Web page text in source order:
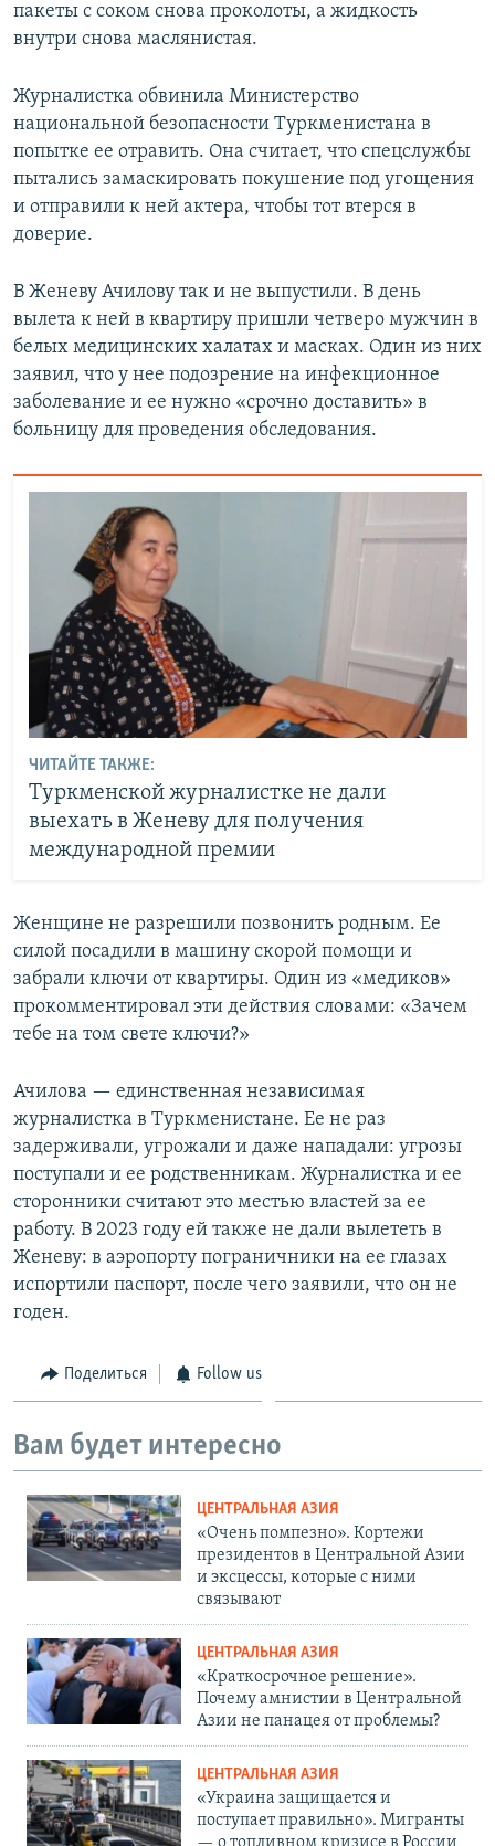
пакеты с соком снова проколоты, а жидкость
внутри снова маслянистая.
Журналистка обвинила Министерство
национальной безопасности Туркменистана в
попытке ее отравить. Она считает, что спецслужбы
пытались замаскировать покушение под угощения
и отправили к ней актера, чтобы тот втерся в
доверие.
В Женеву Ачилову так и не выпустили. В день
вылета к ней в квартиру пришли четверо мужчин в
белых медицинских халатах и масках. Один из них
заявил, что у нее подозрение на инфекционное
заболевание и ее нужно «срочно доставить» в
больницу для проведения обследования.
ЧИТАЙТЕ ТАКЖЕ:
Туркменской журналистке не дали
выехать в Женеву для получения
международной премии
Женщине не разрешили позвонить родным. Ее
силой посадили в машину скорой помощи и
забрали ключи от квартиры. Один из «медиков»
прокомментировал эти действия словами: «Зачем
тебе на том свете ключи?»
Ачилова — единственная независимая
журналистка в Туркменистане. Ее не раз
задерживали, угрожали и даже нападали: угрозы
поступали и ее родственникам. Журналистка и ее
сторонники считают это местью властей за ее
работу. В 2023 году ей также не дали вылететь в
Женеву: в аэропорту пограничники на ее глазах
испортили паспорт, после чего заявили, что он не
годен.
Поделиться Follow us
Вам будет интересно
ЦЕНТРАЛЬНАЯ АЗИЯ
«Очень помпезно». Кортежи
президентов в Центральной Азии
и эксцессы, которые с ними
связывают
ЦЕНТРАЛЬНАЯ АЗИЯ
«Краткосрочное решение».
Почему амнистии в Центральной
Азии не панацея от проблемы?
ЦЕНТРАЛЬНАЯ АЗИЯ
«Украина защищается и
поступает правильно». Мигранты
— о топливном кризисе в России